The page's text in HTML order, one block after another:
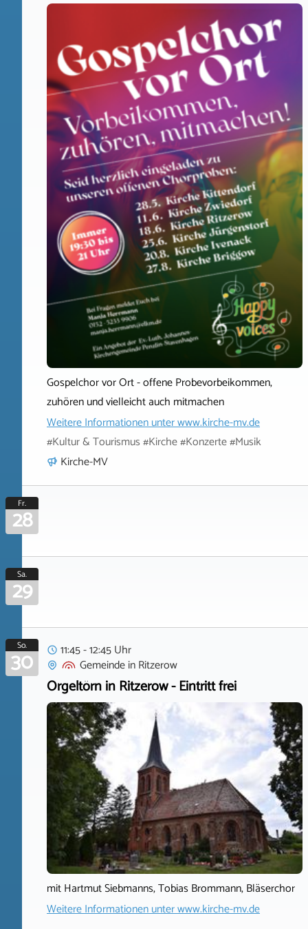
Gospelchor vor Ort - offene Probevorbeikommen,
zuhören und vielleicht auch mitmachen
Weitere Informationen unterwww.kirche-mv.de
#Kultur & Tourismus #Kirche #Konzerte #Musik
Kirche-MV
Fr.
28
Sa.
29
So.
30
11:45 - 12:45 Uhr
GemeindeinRitzerow
Orgeltörn in Ritzerow - Eintritt frei
mit Hartmut Siebmanns, Tobias Brommann, Bläserchor
Weitere Informationen unterwww.kirche-mv.de